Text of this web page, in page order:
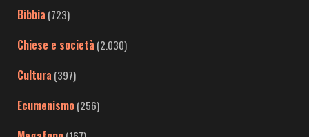
Bibbia (723)
Chiese e società (2.030)
Cultura (397)
Ecumenismo(256)